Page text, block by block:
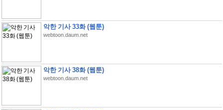
악한 기사 33화 (웹툰)
webtoon.daum.net
악한 기사 38화 (웹툰)
webtoon.daum.net